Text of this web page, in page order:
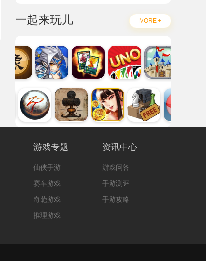
一起来玩儿 MORE +
游戏专题
仙侠手游
赛车游戏
奇葩游戏
推理游戏
资讯中心
游戏问答
手游测评
手游攻略